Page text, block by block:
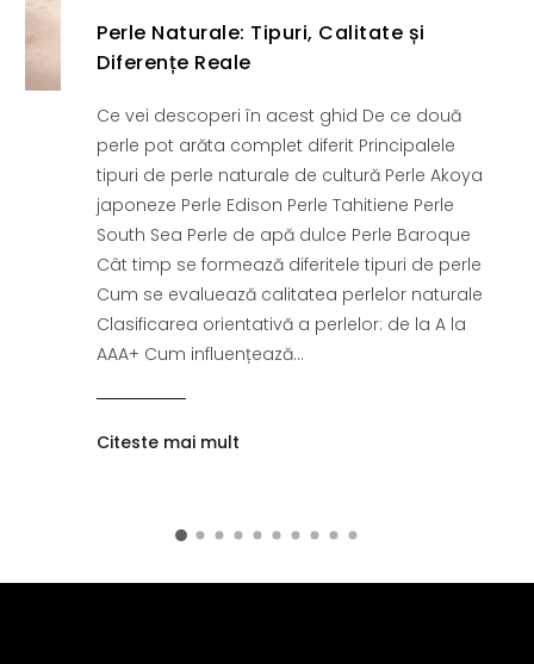
Perle Naturale: Tipuri, Calitate și
Diferențe Reale
Ce vei descoperi în acest ghid De ce două
perle pot arăta complet diferit Principalele
tipuri de perle naturale de cultură Perle Akoya
japoneze Perle Edison Perle Tahitiene Perle
South Sea Perle de apă dulce Perle Baroque
Cât timp se formează diferitele tipuri de perle
Cum se evaluează calitatea perlelor naturale
Clasificarea orientativă a perlelor: de la A la
AAA+ Cum influențează...
Citeste mai mult